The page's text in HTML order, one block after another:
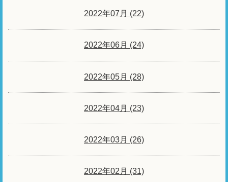
2022年07月 (22)
2022年06月 (24)
2022年05月 (28)
2022年04月 (23)
2022年03月 (26)
2022年02月 (31)